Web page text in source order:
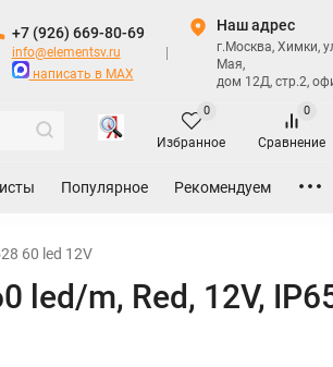
+7 (926) 669-80-69
info@elementsv.ru
написать в MAX
Наш адрес
г.Москва, Химки,
Мая,
дом 12Д, стр.2,
Избранное
0
Сравнение
0
Популярное Рекомендуем
60 led 12V
led/m, Red, 12V,